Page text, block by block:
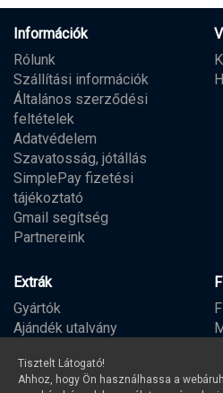
Információk
Rólunk
Szállítási információk
Általános szerződési
feltételek
Adatvédelem
Szavatosság, jótállás
SimplePay fizetési
tájékoztató
Gmail segítség
Partnereink
Extrák
Gyártók
Ajándék utalvány
Tisztelt Látogató!
Ahhoz, hogy Ön használhassa a